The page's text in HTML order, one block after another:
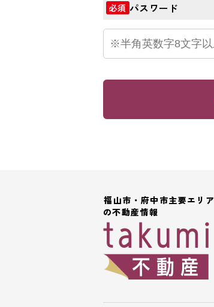
必須 パスワード
福山市・府中市主要エリア
の不動産情報